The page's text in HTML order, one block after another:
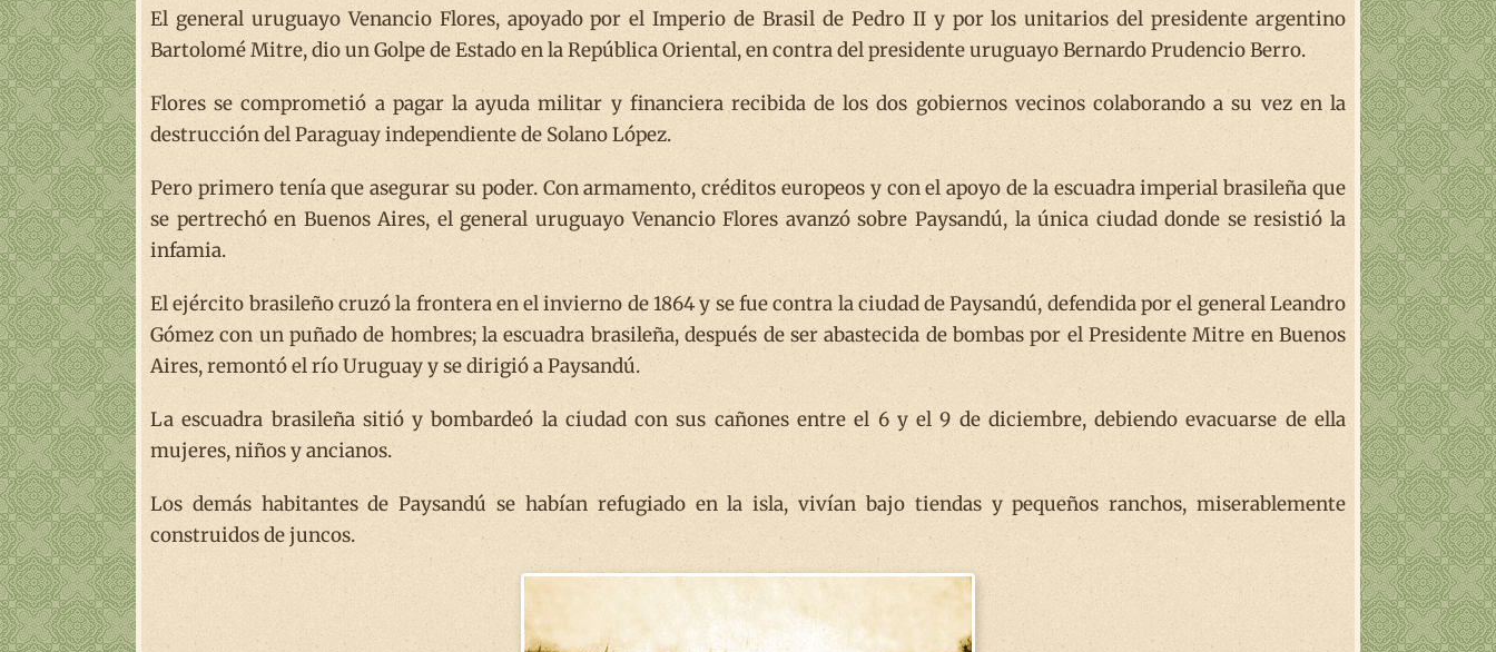
El general uruguayo Venancio Flores, apoyado por el Imperio de Brasil de Pedro II y por los unitarios del presidente argentino
Bartolomé Mitre, dio un Golpe de Estado en la República Oriental, en contra del presidente uruguayo Bernardo Prudencio Berro.
Flores se comprometió a pagar la ayuda militar y financiera recibida de los dos gobiernos vecinos colaborando a su vez en la
destrucción del Paraguay independiente de Solano López.
Pero primero tenía que asegurar su poder. Con armamento, créditos europeos y con el apoyo de la escuadra imperial brasileña que
se pertrechó en Buenos Aires, el general uruguayo Venancio Flores avanzó sobre Paysandú, la única ciudad donde se resistió la
infamia.
El ejército brasileño cruzó la frontera en el invierno de 1864 y se fue contra la ciudad de Paysandú, defendida por el general Leandro
Gómez con un puñado de hombres; la escuadra brasileña, después de ser abastecida de bombas por el Presidente Mitre en Buenos
Aires, remontó el río Uruguay y se dirigió a Paysandú.
La escuadra brasileña sitió y bombardeó la ciudad con sus cañones entre el 6 y el 9 de diciembre, debiendo evacuarse de ella
mujeres, niños y ancianos.
Los demás habitantes de Paysandú se habían refugiado en la isla, vivían bajo tiendas y pequeños ranchos, miserablemente
construidos de juncos.